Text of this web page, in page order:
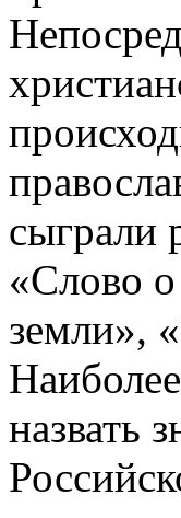
сыграли
«Слово
земли»,
назвать